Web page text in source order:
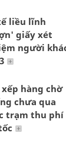
liều lĩnh
giấy xét
người
xếp hàng chờ
chưa qua
trạm thu phí